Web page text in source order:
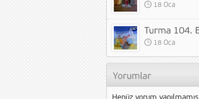
18 Oca
18 Oca